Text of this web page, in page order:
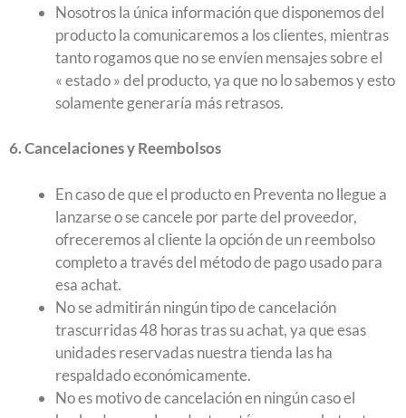
Nosotros la única información que disponemos del
producto la comunicaremos a los clientes, mientras
tanto rogamos que no se envíen mensajes sobre el
« estado » del producto, ya que no lo sabemos y esto
solamente generaría más retrasos.
6. Cancelaciones y Reembolsos
En caso de que el producto en Preventa no llegue a
lanzarse o se cancele por parte del proveedor,
ofreceremos al cliente la opción de un reembolso
completo a través del método de pago usado para
esa achat.
No se admitirán ningún tipo de cancelación
trascurridas 48 horas tras su achat, ya que esas
unidades reservadas nuestra tienda las ha
respaldado económicamente.
No es motivo de cancelación en ningún caso el